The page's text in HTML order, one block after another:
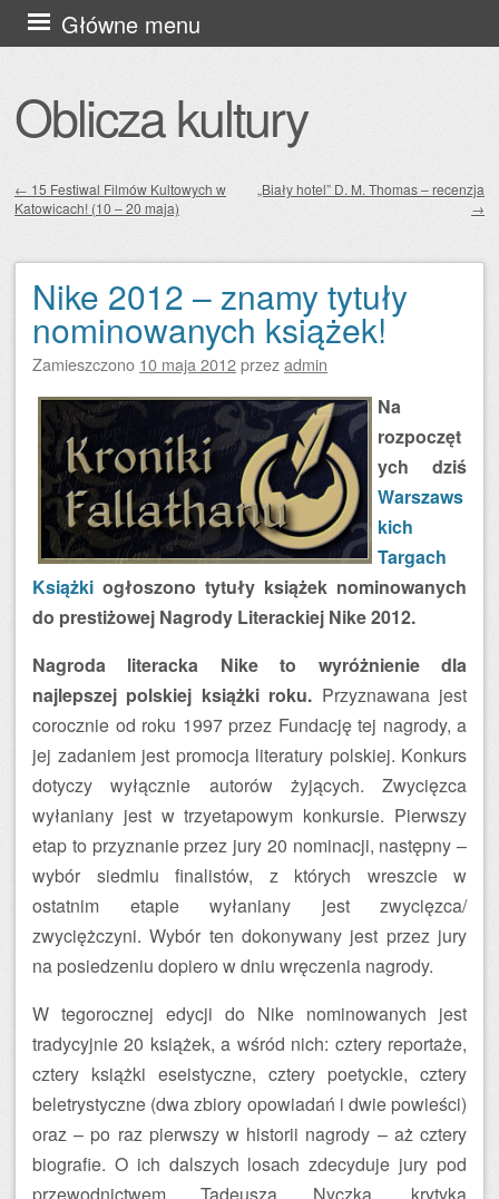
Oblicza kultury
Główne menu
Przejdź
do
Zobacz wpisy
← 15 Festiwal Filmów Kultowych w
Katowicach! (10 – 20 maja)
„Biały hotel” D. M. Thomas – recenzja
→
Nike 2012 – znamy tytuły
nominowanych książek!
Zamieszczono 10 maja 2012przezadmin
Na
rozpoczęt
ych dziś
Warszaws
kich
Targach
Książki ogłoszono tytuły książek nominowanych
do prestiżowej Nagrody Literackiej Nike 2012.
Nagroda literacka Nike to wyróżnienie dla
najlepszej polskiej książki roku. Przyznawana jest
corocznie od roku 1997 przez Fundację tej nagrody, a
jej zadaniem jest promocja literatury polskiej. Konkurs
dotyczy wyłącznie autorów żyjących. Zwycięzca
wyłaniany jest w trzyetapowym konkursie. Pierwszy
etap to przyznanie przez jury 20 nominacji, następny –
wybór siedmiu finalistów, z których wreszcie w
ostatnim etapie wyłaniany jest zwycięzca/
zwyciężczyni. Wybór ten dokonywany jest przez jury
na posiedzeniu dopiero w dniu wręczenia nagrody.
W tegorocznej edycji do Nike nominowanych jest
tradycyjnie 20 książek, a wśród nich: cztery reportaże,
cztery książki eseistyczne, cztery poetyckie, cztery
beletrystyczne (dwa zbiory opowiadań i dwie powieści)
oraz – po raz pierwszy w historii nagrody – aż cztery
biografie. O ich dalszych losach zdecyduje jury pod